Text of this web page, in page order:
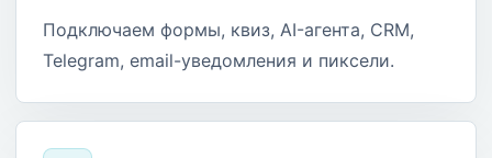
Подключаем формы, квиз, AI-агента, CRM,
Telegram, email-уведомления и пиксели.